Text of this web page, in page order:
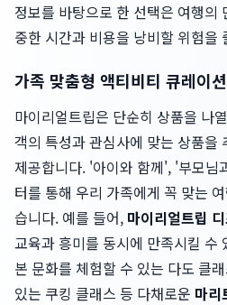
정보를 바탕으로 한 선택은 여행의
중한 시간과 비용을 낭비할 위험을
가족 맞춤형 액티비티 큐레이션
마이리얼트립은 단순히 상품을 나
객의 특성과 관심사에 맞는 상품을
제공합니다. '아이와 함께', '부모님
터를 통해 우리 가족에게 꼭 맞는
습니다. 예를 들어, 마이리얼트립
교육과 흥미를 동시에 만족시킬 수
본 문화를 체험할 수 있는 다도 클
있는 쿠킹 클래스 등 다채로운 마리